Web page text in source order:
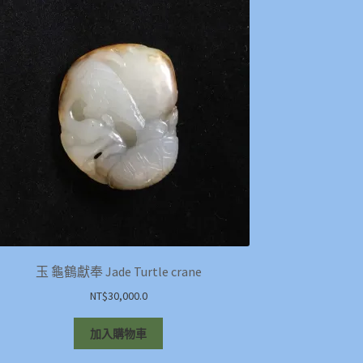
玉 龜鶴獻奉 Jade Turtle crane
NT$30,000.0
加入購物車